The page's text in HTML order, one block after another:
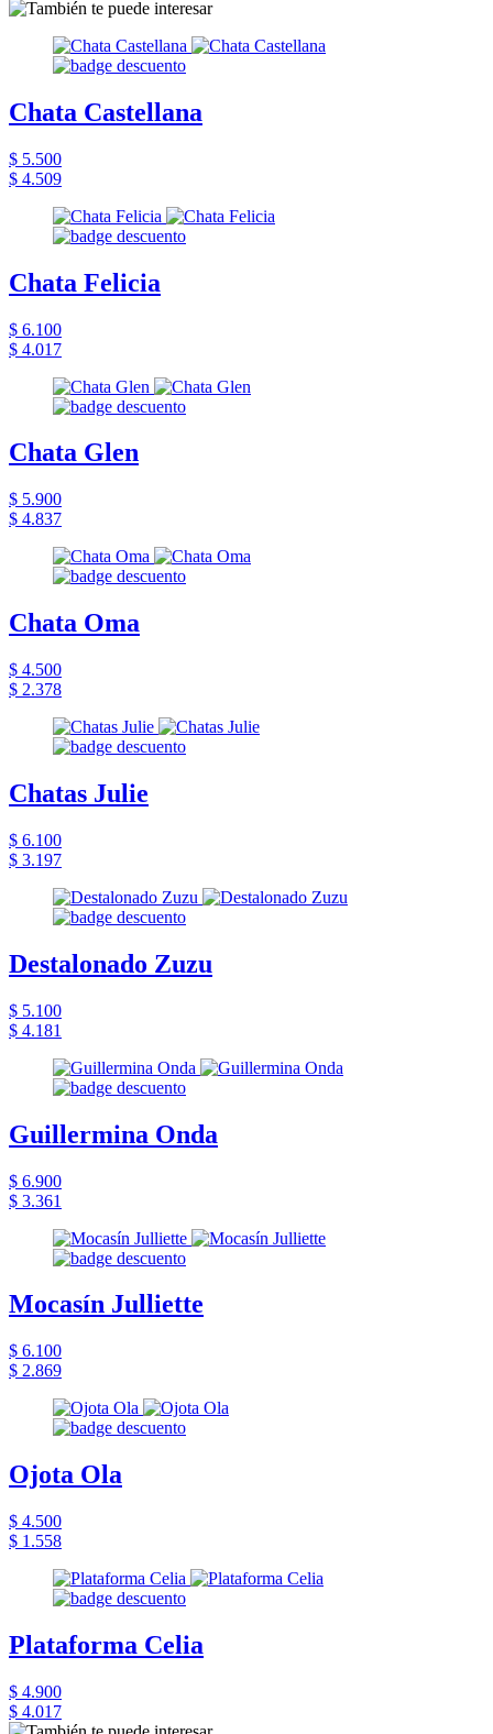
Chata Castellana
$ 5.500
$ 4.509
Chata Felicia
$ 6.100
$ 4.017
Chata Glen
$ 5.900
$ 4.837
Chata Oma
$ 4.500
$ 2.378
Chatas Julie
$ 6.100
$ 3.197
Destalonado Zuzu
$ 5.100
$ 4.181
Guillermina Onda
$ 6.900
$ 3.361
Mocasín Julliette
$ 6.100
$ 2.869
Ojota Ola
$ 4.500
$ 1.558
Plataforma Celia
$ 4.900
$ 4.017